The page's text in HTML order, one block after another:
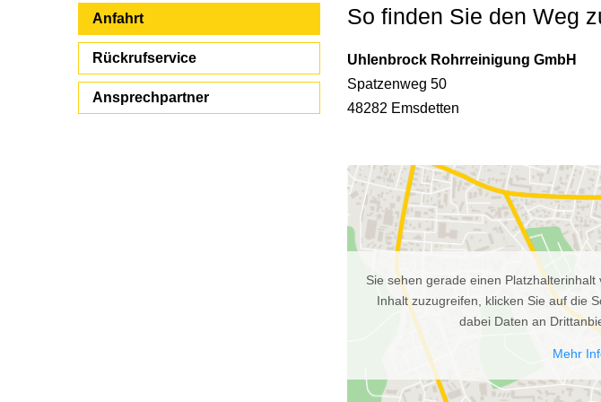
Anfahrt
Rückrufservice
Ansprechpartner
So finden Sie den Weg
Uhlenbrock Rohrreinigung GmbH
Spatzenweg 50
48282 Emsdetten
Sie sehen gerade einen
Inhalt zuzugreifen, klicken Sie auf die
dabei Daten an
Mehr